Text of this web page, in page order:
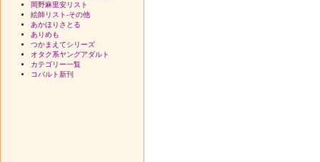
岡野麻里安リスト
絵師リスト-その他
あかほりさとる
ありめも
つかまえてシリーズ
オタク系ヤングアダルト
カテゴリー一覧
コバルト新刊